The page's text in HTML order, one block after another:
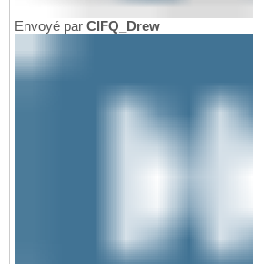
Envoyé par CIFQ_Drew